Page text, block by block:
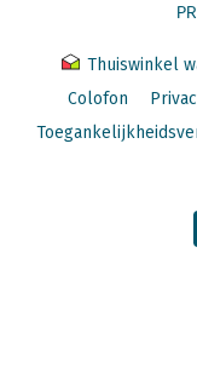
Thuiswinkel
Colofon